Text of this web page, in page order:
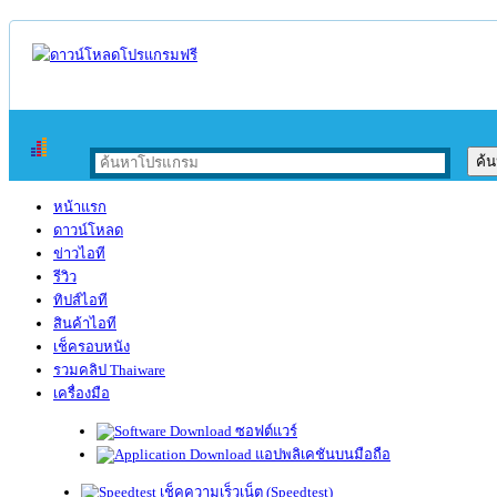
หน้าแรก
ดาวน์โหลด
ข่าวไอที
รีวิว
ทิปส์ไอที
สินค้าไอที
เช็ครอบหนัง
รวมคลิป Thaiware
เครื่องมือ
ซอฟต์แวร์
แอปพลิเคชันบนมือถือ
เช็คความเร็วเน็ต (Speedtest)